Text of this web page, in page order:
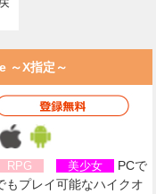
～X指定～
RPG 美少女
PCで
もプレイ可能なハイクオ